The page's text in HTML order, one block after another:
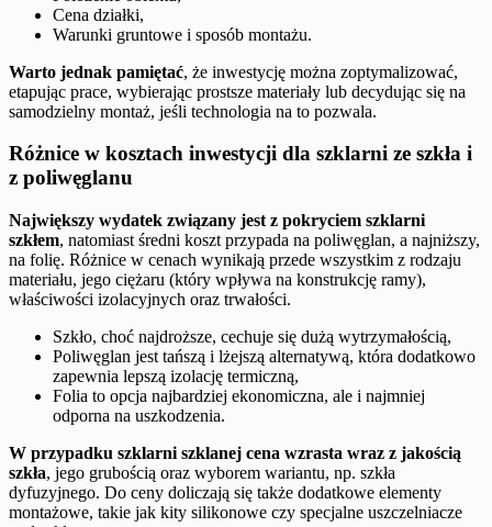
Cena działki,
Warunki gruntowe i sposób montażu.
Warto jednak pamiętać, że inwestycję można zoptymalizować,
etapując prace, wybierając prostsze materiały lub decydując się na
samodzielny montaż, jeśli technologia na to pozwala.
Różnice w kosztach inwestycji dla szklarni ze szkła i
z poliwęglanu
Największy wydatek związany jest z pokryciem szklarni
szkłem, natomiast średni koszt przypada na poliwęglan, a najniższy,
na folię. Różnice w cenach wynikają przede wszystkim z rodzaju
materiału, jego ciężaru (który wpływa na konstrukcję ramy),
właściwości izolacyjnych oraz trwałości.
Szkło, choć najdroższe, cechuje się dużą wytrzymałością,
Poliwęglan jest tańszą i lżejszą alternatywą, która dodatkowo
zapewnia lepszą izolację termiczną,
Folia to opcja najbardziej ekonomiczna, ale i najmniej
odporna na uszkodzenia.
W przypadku szklarni szklanej cena wzrasta wraz z jakością
szkła, jego grubością oraz wyborem wariantu, np. szkła
dyfuzyjnego. Do ceny doliczają się także dodatkowe elementy
montażowe, takie jak kity silikonowe czy specjalne uszczelniacze